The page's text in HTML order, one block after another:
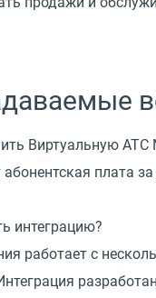
Виртуальную АТС
плата за
интеграцию?
работает с